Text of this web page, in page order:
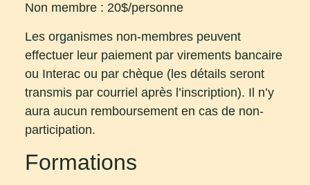
Non membre : 20$/personne
Les organismes non-membres peuvent
effectuer leur paiement par virements bancaire
ou Interac ou par chèque (les détails seront
transmis par courriel après l’inscription). Il n’y
aura aucun remboursement en cas de non-
participation.
Formations